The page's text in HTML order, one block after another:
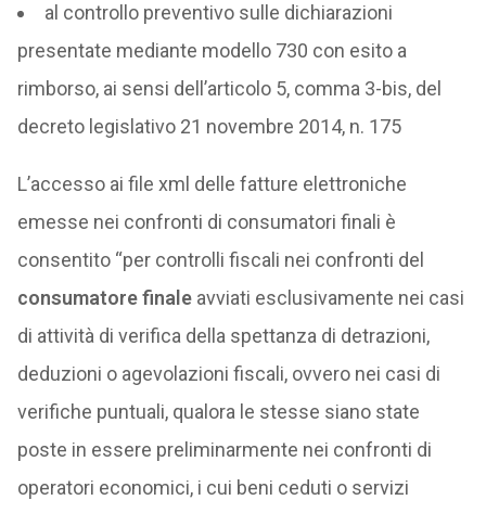
al controllo preventivo sulle dichiarazioni
presentate mediante modello 730 con esito a
rimborso, ai sensi dell’articolo 5, comma 3-bis, del
decreto legislativo 21 novembre 2014, n. 175
L’accesso ai file xml delle fatture elettroniche
emesse nei confronti di consumatori finali è
consentito “per controlli fiscali nei confronti del
consumatore finaleavviati esclusivamente nei casi
di attività di verifica della spettanza di detrazioni,
deduzioni o agevolazioni fiscali, ovvero nei casi di
verifiche puntuali, qualora le stesse siano state
poste in essere preliminarmente nei confronti di
operatori economici, i cui beni ceduti o servizi